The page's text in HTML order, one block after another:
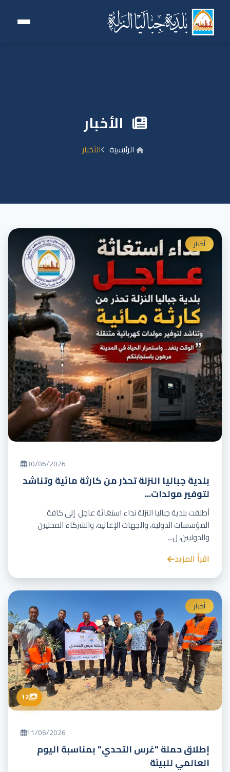
الأخبار
الرئيسية الأخبار
أخبار
30/06/2026
بلدية جباليا النزلة تحذر من كارثة مائية وتناشد
لتوفير مولدات...
أطلقت بلدية جباليا النزلة نداء استغاثة عاجل إلى كافة
المؤسسات الدولية، والجهات الإغاثية، والشركاء المحليين
والدوليين، ل...
اقرأ المزيد
أخبار
12
11/06/2026
إطلاق حملة "غرس التحدي" بمناسبة اليوم
العالمي للبيئة